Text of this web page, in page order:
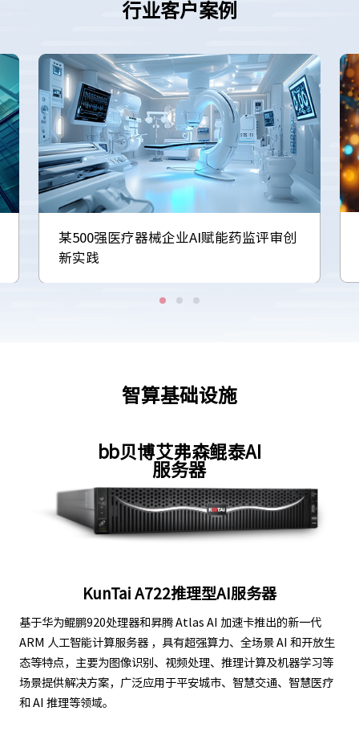
行业客户案例
某500强医疗器械企业AI赋能药监评审创
新实践
智算基础设施
bb贝博艾弗森鲲泰AI
服务器
KunTai A722推理型AI服务器
基于华为鲲鹏920处理器和昇腾 Atlas AI 加速卡推出的新一代
ARM 人工智能计算服务器 ，具有超强算力、全场景 AI 和开放生
态等特点，主要为图像识别、视频处理、推理计算及机器学习等
场景提供解决方案，广泛应用于平安城市、智慧交通、智慧医疗
和 AI 推理等领域。